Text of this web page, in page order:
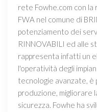
rete Fowhe.com con la
FWA nel comune di
potenziamento dei
RINNOVABILI ed alle
rappresenta infatti un
l'operatività degli
tecnologie avanzate, è
produzione, migliorare
sicurezza. Fowhe ha